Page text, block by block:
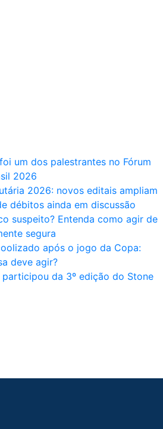
um dos palestrantes no Fórum
2026
2026: novos editais ampliam
débitos ainda em discussão
suspeito? Entenda como agir de
segura
após o jogo da Copa:
deve agir?
da 3º edição do Stone